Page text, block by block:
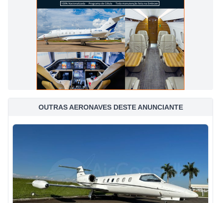
OUTRAS AERONAVES DESTE ANUNCIANTE